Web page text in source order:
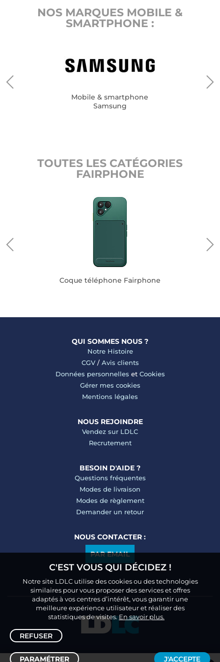
NOS MARQUES MOBILE &
SMARTPHONE :
Mobile & smartphone
Samsung
TOUTES LES CATÉGORIES
FAIRPHONE
Coque téléphone Fairphone
QUI SOMMES NOUS ?
Notre Histoire
CGV/ Avis clients
Données personnelles et Cookies
Gérer mes cookies
Mentions légales
NOUS REJOINDRE
Vendez sur LDLC
Recrutement
BESOIN D'AIDE ?
Questions fréquentes
Modes de livraison
Modes de règlement
Demander un retour
NOUS CONTACTER :
PAR EMAIL
C'EST VOUS QUI DÉCIDEZ !
Notre site LDLC utilise des cookies ou des technologies
similaires pour vous proposer des services et offres
adaptés à vos centres d’intérêt, vous garantir une
meilleure expérience utilisateur et réaliser des
statistiques de visites.En savoir plus.
REFUSER
PARAMÉTRER J'ACCEPTE